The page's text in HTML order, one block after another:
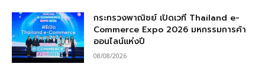
กระทรวงพาณิชย์ เปิดเวที Thailand e-
Commerce Expo 2026 มหกรรมการค้า
ออนไลน์แห่งปี
08/08/2026